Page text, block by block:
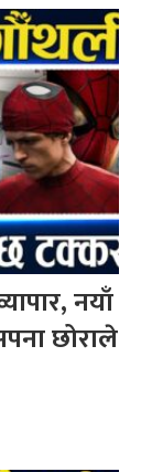
नयाँ
छोराले